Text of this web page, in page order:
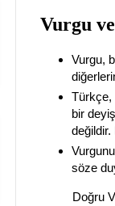
Vurgu
Vurgu,
Türkçe,
bir
söze
Doğru